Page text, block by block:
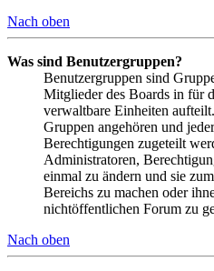
Nach oben
Was sind Benutzergruppen?
Benutzergruppen sind
Mitglieder des Boards in für
verwaltbare Einheiten
Gruppen angehören und
Berechtigungen zugeteilt
Administratoren,
einmal zu ändern und sie
Bereichs zu machen oder
nichtöffentlichen Forum zu
Nach oben